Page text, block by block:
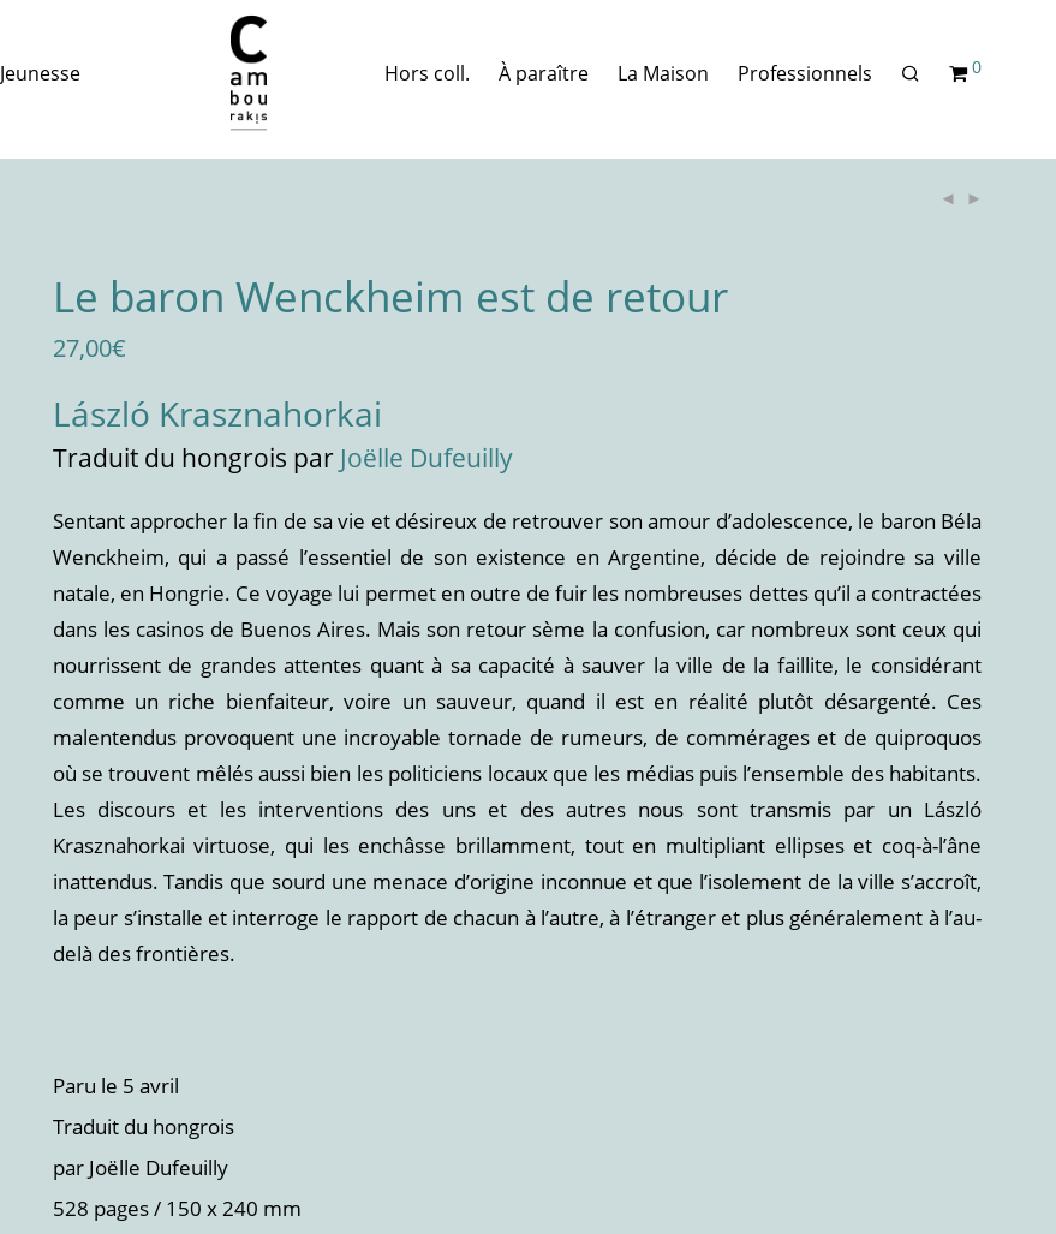
Jeunesse Hors coll. À paraître La Maison Professionnels 0
Le baron Wenckheim est de retour
27,00€
László Krasznahorkai
Traduit du hongrois par Joëlle Dufeuilly
Sentant approcher la fin de sa vie et désireux de retrouver son amour d’adolescence, le baron Béla
Wenckheim, qui a passé l’essentiel de son existence en Argentine, décide de rejoindre sa ville
natale, en Hongrie. Ce voyage lui permet en outre de fuir les nombreuses dettes qu’il a contractées
dans les casinos de Buenos Aires. Mais son retour sème la confusion, car nombreux sont ceux qui
nourrissent de grandes attentes quant à sa capacité à sauver la ville de la faillite, le considérant
comme un riche bienfaiteur, voire un sauveur, quand il est en réalité plutôt désargenté. Ces
malentendus provoquent une incroyable tornade de rumeurs, de commérages et de quiproquos
où se trouvent mêlés aussi bien les politiciens locaux que les médias puis l’ensemble des habitants.
Les discours et les interventions des uns et des autres nous sont transmis par un László
Krasznahorkai virtuose, qui les enchâsse brillamment, tout en multipliant ellipses et coq-à-l’âne
inattendus. Tandis que sourd une menace d’origine inconnue et que l’isolement de la ville s’accroît,
la peur s’installe et interroge le rapport de chacun à l’autre, à l’étranger et plus généralement à l’au-
delà des frontières.
Paru le 5 avril
Traduit du hongrois
par Joëlle Dufeuilly
528 pages / 150 x 240 mm